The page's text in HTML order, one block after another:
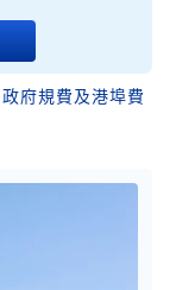
府規費及港埠費